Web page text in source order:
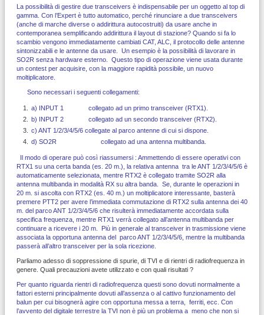
La possibilità di gestire due transceivers è indispensabile per un oggetto al top di
gamma. Con l’Expert è tutto automatico, perché rinunciare a due transceivers
(anche di marche diverse o addirittura autocostruiti) da usare anche in
contemporanea semplificando addirittura il layout di stazione? Quando si fa lo
scambio vengono immediatamente cambiati CAT, ALC, il protocollo delle antenne
sintonizzabili e le antenne da usare. Un esempio è la possibilità di lavorare in
SO2R senza hardware esterno. Questo tipo di operazione viene usata durante
un contest per acquisire, con la maggiore rapidità possibile, un nuovo
moltiplicatore.
Sono necessari i seguenti collegamenti:
a) INPUT 1 collegato ad un primo transceiver (RTX1).
b) INPUT 2 collegato ad un secondo transceiver (RTX2).
c) ANT 1/2/3/4/5/6 collegate al parco antenne di cui si dispone.
d) SO2R collegato ad una antenna multibanda.
Il modo di operare può così riassumersi : Ammettendo di essere operativi con
RTX1 su una certa banda (es. 20 m.), la relativa antenna tra le ANT 1/2/3/4/5/6 è
automaticamente selezionata, mentre RTX2 è collegato tramite SO2R alla
antenna multibanda in modalità RX su altra banda. Se, durante le operazioni in
20 m. si ascolta con RTX2 (es. 40 m.) un moltiplicatore interessante, basterà
premere PTT2 per avere l’immediata commutazione di RTX2 sulla antenna dei 40
m. del parco ANT 1/2/3/4/5/6 che risulterà immediatamente accordata sulla
specifica frequenza, mentre RTX1 verrà collegato all’antenna multibanda per
continuare a ricevere i 20 m. Più in generale al transceiver in trasmissione viene
associata la opportuna antenna del parco ANT 1/2/3/4/5/6, mentre la multibanda
passerà all’altro transceiver per la sola ricezione.
Parliamo adesso di soppressione di spurie, di TVI e di rientri di radiofrequenza in
genere. Quali precauzioni avete utilizzato e con quali risultati ?
Per quanto riguarda rientri di radiofrequenza questi sono dovuti normalmente a
fattori esterni principalmente dovuti all’assenza o al cattivo funzionamento del
balun per cui bisognerà agire con opportuna messa a terra, ferriti, ecc. Con
l’avvento del digitale terrestre la TVI non è più un problema a meno che non si